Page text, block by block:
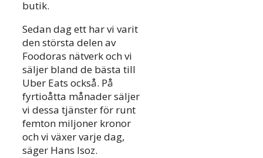
butik.
Sedan dag ett har vi varit
den största delen av
Foodoras nätverk och vi
säljer bland de bästa till
Uber Eats också. På
fyrtioåtta månader säljer
vi dessa tjänster för runt
femton miljoner kronor
och vi växer varje dag,
säger Hans Isoz.